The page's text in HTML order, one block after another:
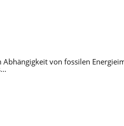
von fossilen